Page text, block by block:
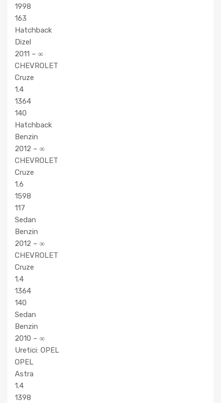
1998
163
Hatchback
Dizel
2011 – ∞
CHEVROLET
Cruze
1.4
1364
140
Hatchback
Benzin
2012 – ∞
CHEVROLET
Cruze
1.6
1598
117
Sedan
Benzin
2012 – ∞
CHEVROLET
Cruze
1.4
1364
140
Sedan
Benzin
2010 – ∞
Uretici: OPEL
OPEL
Astra
1.4
1398